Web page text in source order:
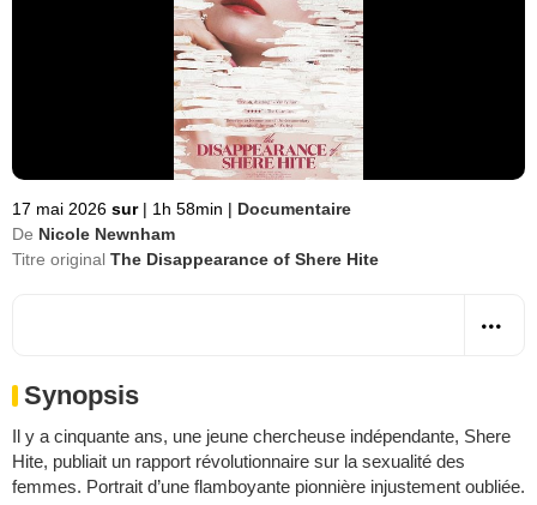
17 mai 2026 sur | 1h 58min | Documentaire
De Nicole Newnham
Titre original The Disappearance of Shere Hite
Synopsis
Il y a cinquante ans, une jeune chercheuse indépendante, Shere
Hite, publiait un rapport révolutionnaire sur la sexualité des
femmes. Portrait d’une flamboyante pionnière injustement oubliée.